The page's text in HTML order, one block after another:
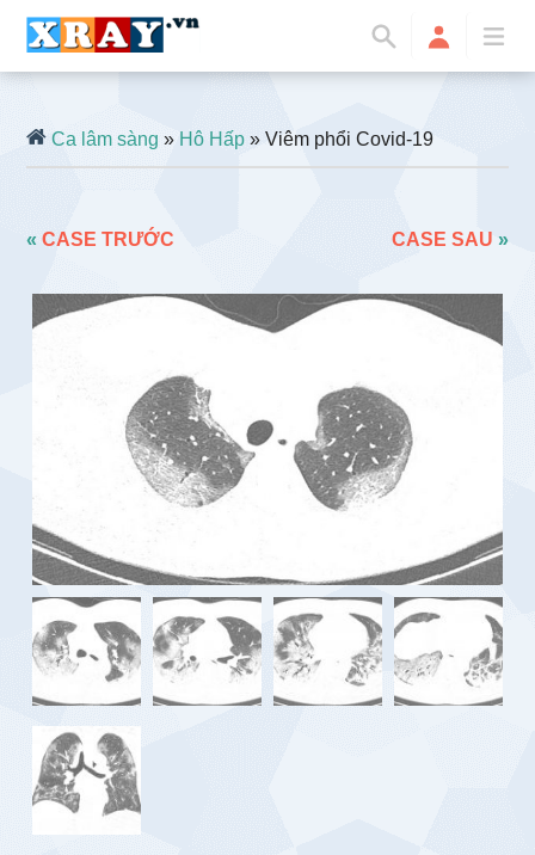
Ca lâm sàng » Hô Hấp » Viêm phổi Covid-19
«CASE TRƯỚC CASE SAU »